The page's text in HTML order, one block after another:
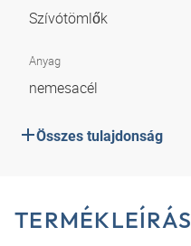
Szívótömlők
Anyag
nemesacél
Összes tulajdonság
TERMÉKLEÍRÁS